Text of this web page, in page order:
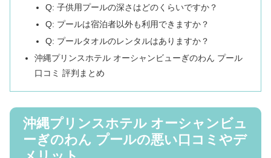
Q: 子供用プールの深さはどのくらいですか？
Q: プールは宿泊者以外も利用できますか？
Q: プールタオルのレンタルはありますか？
沖縄プリンスホテル オーシャンビューぎのわん プール
口コミ 評判まとめ
沖縄プリンスホテル オーシャンビュ
ーぎのわん プールの悪い口コミやデ